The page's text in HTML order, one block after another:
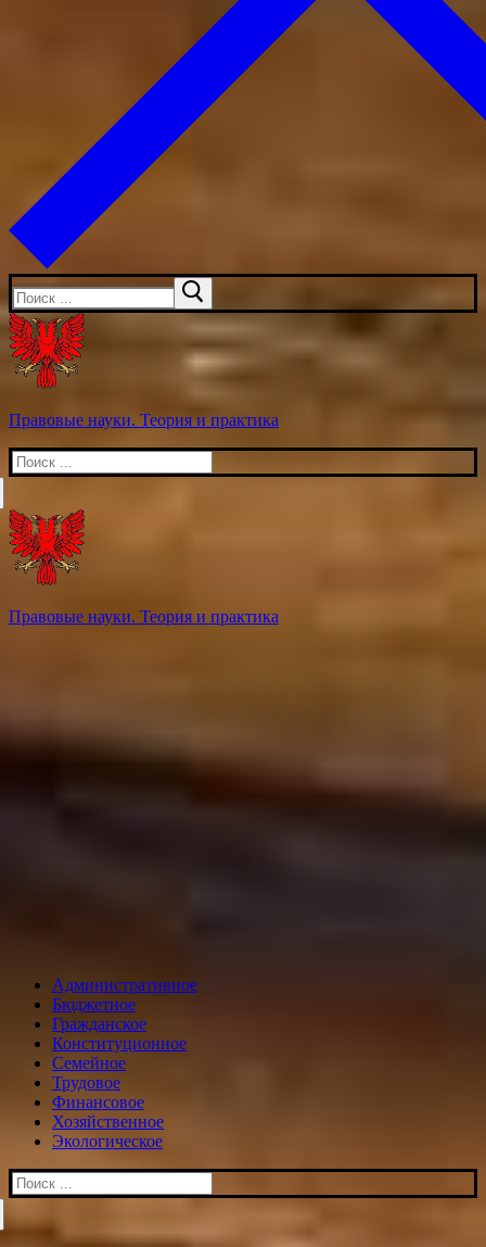
Искать:
Правовые науки. Теория и практика
Искать:
Правовые науки. Теория и практика
Административное
Бюджетное
Гражданское
Конституционное
Семейное
Трудовое
Финансовое
Хозяйственное
Экологическое
Искать: